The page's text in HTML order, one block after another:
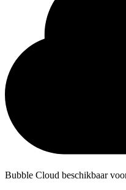
Bubble Cloud beschikbaar